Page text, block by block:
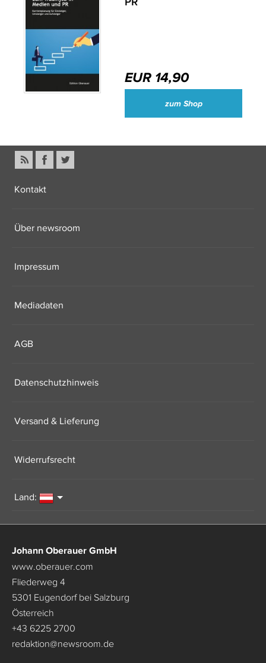
EUR 14,90
zum Shop
Kontakt
Über newsroom
Impressum
Mediadaten
AGB
Datenschutzhinweis
Versand & Lieferung
Widerrufsrecht
Land:
Johann Oberauer GmbH
www.oberauer.com
Fliederweg 4
5301 Eugendorf bei Salzburg
Österreich
+43 6225 2700
redaktion@newsroom.de